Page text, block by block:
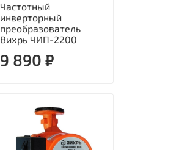
Частотный
инверторный
преобразователь
Вихрь ЧИП-2200
9 890 ₽